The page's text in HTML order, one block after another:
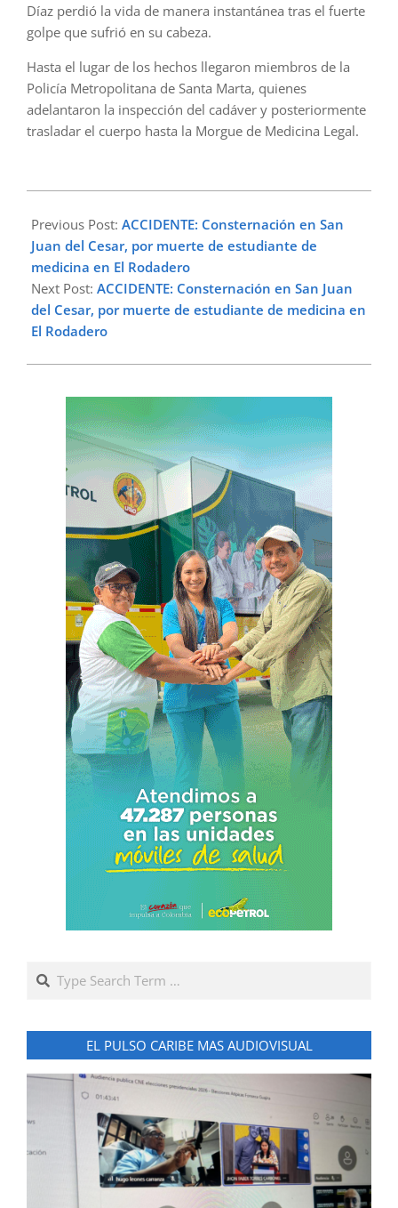
Díaz perdió la vida de manera instantánea tras el fuerte
golpe que sufrió en su cabeza.
Hasta el lugar de los hechos llegaron miembros de la
Policía Metropolitana de Santa Marta, quienes
adelantaron la inspección del cadáver y posteriormente
trasladar el cuerpo hasta la Morgue de Medicina Legal.
02-
15
Previous Post: ACCIDENTE: Consternación en San
Juan del Cesar, por muerte de estudiante de
medicina en El Rodadero
Next Post: ACCIDENTE: Consternación en San Juan
del Cesar, por muerte de estudiante de medicina en
El Rodadero
Search
EL PULSO CARIBE MAS AUDIOVISUAL